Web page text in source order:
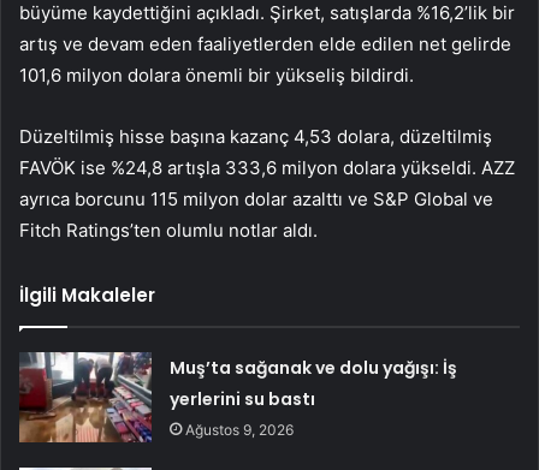
büyüme kaydettiğini açıkladı. Şirket, satışlarda %16,2’lik bir
artış ve devam eden faaliyetlerden elde edilen net gelirde
101,6 milyon dolara önemli bir yükseliş bildirdi.
Düzeltilmiş hisse başına kazanç 4,53 dolara, düzeltilmiş
FAVÖK ise %24,8 artışla 333,6 milyon dolara yükseldi. AZZ
ayrıca borcunu 115 milyon dolar azalttı ve S&P Global ve
Fitch Ratings’ten olumlu notlar aldı.
İlgili Makaleler
Muş’ta sağanak ve dolu yağışı: İş
yerlerini su bastı
Ağustos 9, 2026